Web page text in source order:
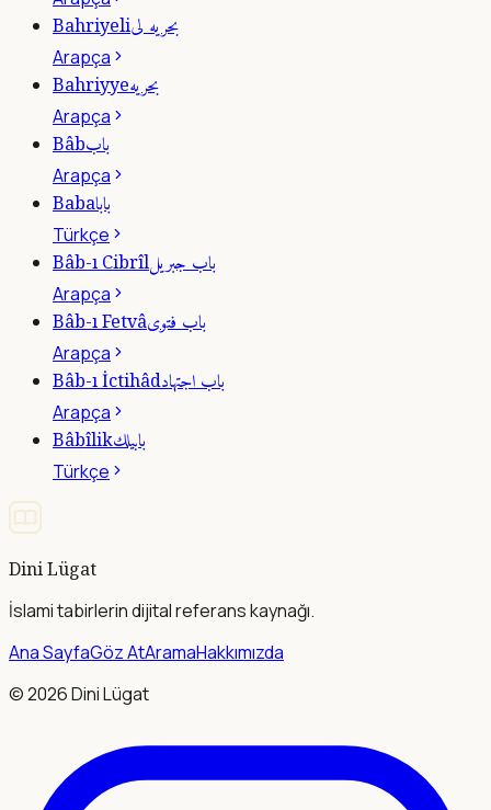
Bahriyeliبحريه لى
Arapça
Bahriyyeبحريه
Arapça
Bâbباب
Arapça
Babaبابا
Türkçe
Bâb-ı Cibrîlباب جبريل
Arapça
Bâb-ı Fetvâباب فتوى
Arapça
Bâb-ı İctihâdباب اجتهاد
Arapça
Bâbîlikبابيلك
Türkçe
Dini Lügat
İslami tabirlerin dijital referans kaynağı.
Ana SayfaGöz AtAramaHakkımızda
©2026Dini Lügat